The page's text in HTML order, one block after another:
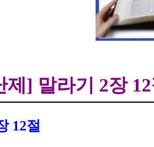
제] 말라기 2장
12절